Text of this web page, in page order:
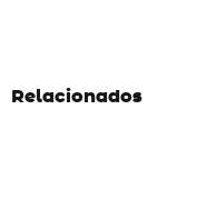
Relacionados